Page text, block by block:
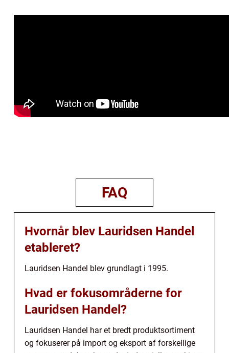
FAQ
Hvornår blev Lauridsen Handel
etableret?
Lauridsen Handel blev grundlagt i 1995.
Hvad er fokusområderne for
Lauridsen Handel?
Lauridsen Handel har et bredt produktsortiment
og fokuserer på import og eksport af forskellige